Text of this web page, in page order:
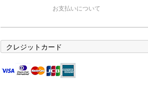
お支払いについて
クレジットカード